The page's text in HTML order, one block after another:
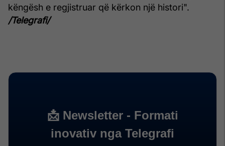
këngësh e regjistruar që kërkon një histori".
/Telegrafi/